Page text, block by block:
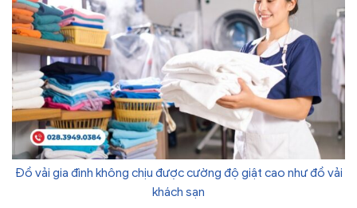
Đồ vải gia đình không chịu được cường độ giật cao như đồ vải
khách sạn